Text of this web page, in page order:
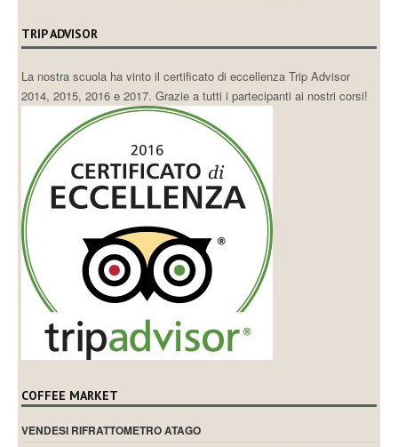
TRIP ADVISOR
La nostra scuola ha vinto il certificato di eccellenza Trip Advisor
2014, 2015, 2016 e 2017. Grazie a tutti i partecipanti ai nostri corsi!
COFFEE MARKET
VENDESI RIFRATTOMETRO ATAGO